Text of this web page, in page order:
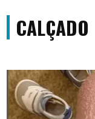
CALÇADO